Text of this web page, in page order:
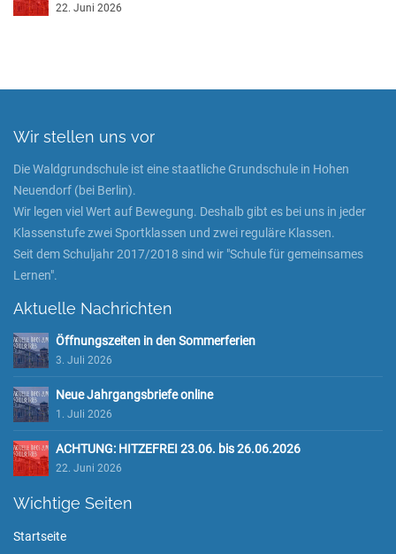
22. Juni 2026
Wir stellen uns vor
Die Waldgrundschule ist eine staatliche Grundschule in Hohen
Neuendorf (bei Berlin).
Wir legen viel Wert auf Bewegung. Deshalb gibt es bei uns in jeder
Klassenstufe zwei Sportklassen und zwei reguläre Klassen.
Seit dem Schuljahr 2017/2018 sind wir "Schule für gemeinsames
Lernen".
Aktuelle Nachrichten
Öffnungszeiten in den Sommerferien
3. Juli 2026
Neue Jahrgangsbriefe online
1. Juli 2026
ACHTUNG: HITZEFREI 23.06. bis 26.06.2026
22. Juni 2026
Wichtige Seiten
Startseite